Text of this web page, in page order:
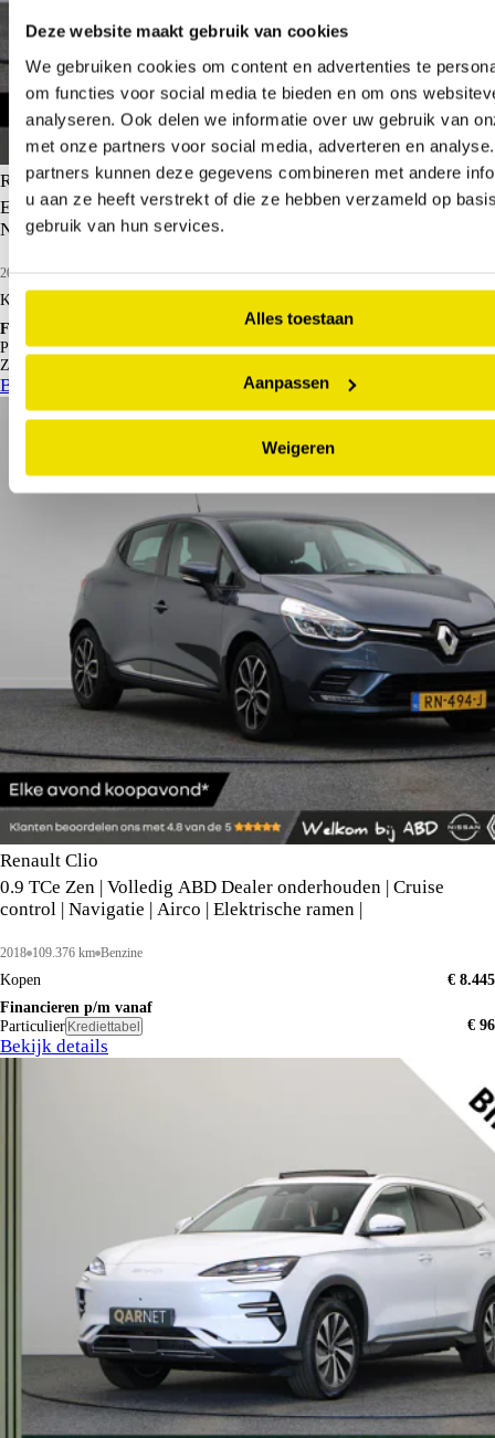
Deze website maakt gebruik van cookies
We gebruiken cookies om content en advertenties te
om functies voor social media te bieden en om ons
analyseren. Ook delen we informatie over uw gebruik van
met onze partners voor social media, adverteren en
partners kunnen deze gegevens combineren met andere
u aan ze heeft verstrekt of die ze hebben verzameld op
gebruik van hun services.
Alles toestaan
Aanpassen
Weigeren
Renault Clio
E-Tech Full Hybrid 145pk techno | Digitaal dashboard |
Navigatie | Stoel- en stuurwielverwarming |
2024
Kopen
Financieren p/m vanaf
ParticulierKrediettabel
€ 271
Zakelijk
Bekijk details
Renault Clio
0.9 TCe Zen | Volledig ABD Dealer onderhouden | Cruise
control | Navigatie | Airco | Elektrische ramen |
2018 109.376 km Benzine
Kopen
€ 8.445
Financieren p/m vanaf
Particulier Krediettabel € 96
Bekijk details